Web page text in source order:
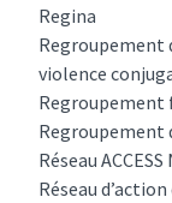
Regina
Regroupement
violence
Regroupement
Regroupement
Réseau
Réseau